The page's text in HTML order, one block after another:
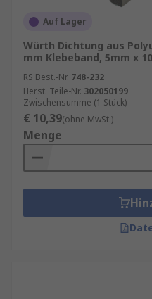
Auf Lager
Würth Dichtung aus
mm Klebeband, 5mm x
RS Best.-Nr. 748-232
Herst. Teile-Nr. 302050199
Zwischensumme (1 Stück)
€ 10,39(ohne MwSt.)
Menge